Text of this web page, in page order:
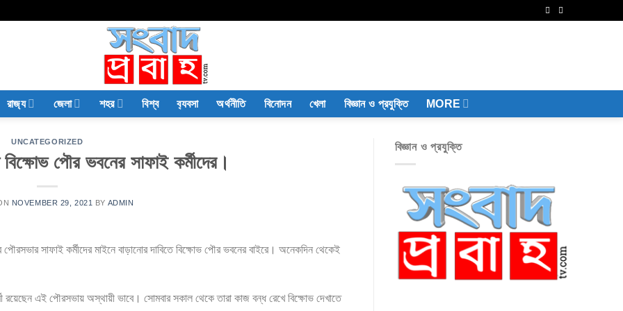
রাজ‍্য জেলা শহর বিশ্ব ব‍্যবসা অর্থনীতি বিনোদন খেলা বিজ্ঞান ও প্রযুক্তি MORE
UNCATEGORIZED
বিক্ষোভ পৌর ভবনের সাফাই কর্মীদের।
NOVEMBER 29, 2021 BY ADMIN
পৌরসভার সাফাই কর্মীদের মাইনে বাড়ানোর দাবিতে বিক্ষোভ পৌর ভবনের বাইরে। অনেকদিন থেকেই
এই পৌরসভায় অস্থায়ী ভাবে। সোমবার সকাল থেকে তারা কাজ বন্ধ রেখে বিক্ষোভ দেখাতে
বিজ্ঞান ও প্রযুক্তি